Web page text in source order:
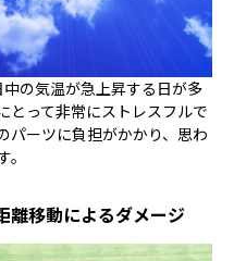
の気温が急上昇する日が多
とって非常にストレスフルで
パーツに負担がかかり、思わ
離移動によるダメージ